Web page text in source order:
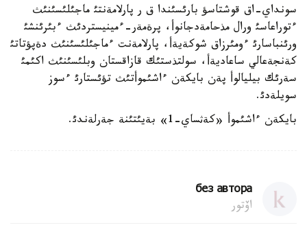
سونداي-اق قوشتاسؤ بارئسئندا ق ر پارلامةنتئ ماجئلئسئنئث
ءتوراعاسئ ورال مذحامةدجانوأ، پرةمةر-ءمينيستردئث ءبئرئنشئ
ورئنباسارئ ءومئرزاق شوكةيةأ، پارلامةنت ءماجئلئسئنئث دةپؤتاتئ
كةنجةعالي ساعاديةأ، سولتذستئك قازاقستان وبلئسئنئث اكئمئ
سةرئك بيليالوأ پةن بايكةن ءاشئموأتئث تؤئستارئ ءسوز
سويلةدئ.
بايكةن ءاشئموأ «كةثساي-1» بةيئتئنة جةرلةندئ.
без автора
اۆتور